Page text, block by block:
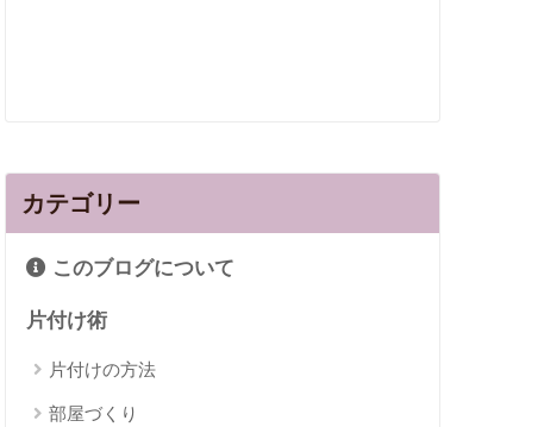
カテゴリー
このブログについて
片付け術
片付けの方法
部屋づくり